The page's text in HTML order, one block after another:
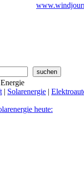
| Solarenergie |
heute: